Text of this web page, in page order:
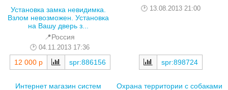
Установка замка невидимка.
Взлом невозможен. Установка
на Вашу дверь з...
📍Россия
04.11.2013 17:36
12 000 р spr:886156
13.08.2013 21:00
spr:898724
Интернет магазин систем
Охрана территории с собаками